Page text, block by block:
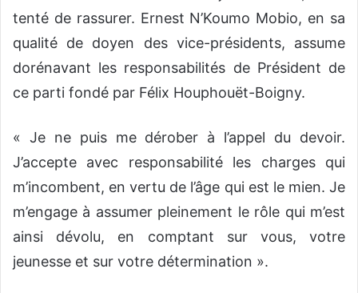
tenté de rassurer. Ernest N’Koumo Mobio, en sa
qualité de doyen des vice-présidents, assume
dorénavant les responsabilités de Président de
ce parti fondé par Félix Houphouët-Boigny.
« Je ne puis me dérober à l’appel du devoir.
J’accepte avec responsabilité les charges qui
m’incombent, en vertu de l’âge qui est le mien. Je
m’engage à assumer pleinement le rôle qui m’est
ainsi dévolu, en comptant sur vous, votre
jeunesse et sur votre détermination ».